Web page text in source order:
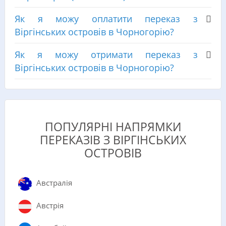
Як я можу оплатити переказ з
Віргінських островів в Чорногорію?
Як я можу отримати переказ з
Віргінських островів в Чорногорію?
ПОПУЛЯРНІ НАПРЯМКИ
ПЕРЕКАЗІВ З ВІРГІНСЬКИХ
ОСТРОВІВ
Австралія
Австрія